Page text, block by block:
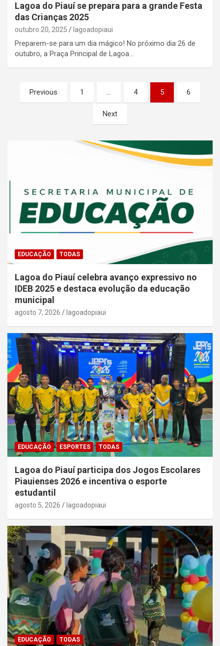
Lagoa do Piauí se prepara para a grande Festa
das Crianças 2025
outubro 20, 2025 lagoadopiaui
Preparem-se para um dia mágico! No próximo dia 26 de
outubro, a Praça Principal de Lagoa…
Paginação
de
Previous 1 … 4 5 6
Next
EDUCAÇÃO TODAS
Lagoa do Piauí celebra avanço expressivo no
IDEB 2025 e destaca evolução da educação
municipal
agosto 7, 2026 lagoadopiaui
EDUCAÇÃO ESPORTES TODAS
Lagoa do Piauí participa dos Jogos Escolares
Piauienses 2026 e incentiva o esporte
estudantil
agosto 5, 2026 lagoadopiaui
EDUCAÇÃO TODAS